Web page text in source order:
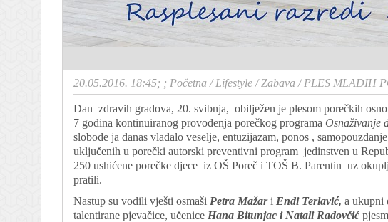
20.05.2016. 18:45; ; Početna /Lifestyle /Zabava /PLES MLADIH
Dan zdravih gradova, 20. svibnja, obilježen je plesom porečkih
7 godina kontinuiranog provođenja porečkog programa Osnaživanje
slobode ja danas vladalo veselje, entuzijazam, ponos ,
uključenih u porečki autorski preventivni program jedinstven u
250 ushićene porečke djece iz OŠ Poreč i TOŠ B. Parentin uz
pratili.
Nastup su vodili vješti osmaši Petra Mažari Endi Terlavić, a ukupni
talentirane pjevačice, učenice Hana Bitunjac i Natali Radovčić